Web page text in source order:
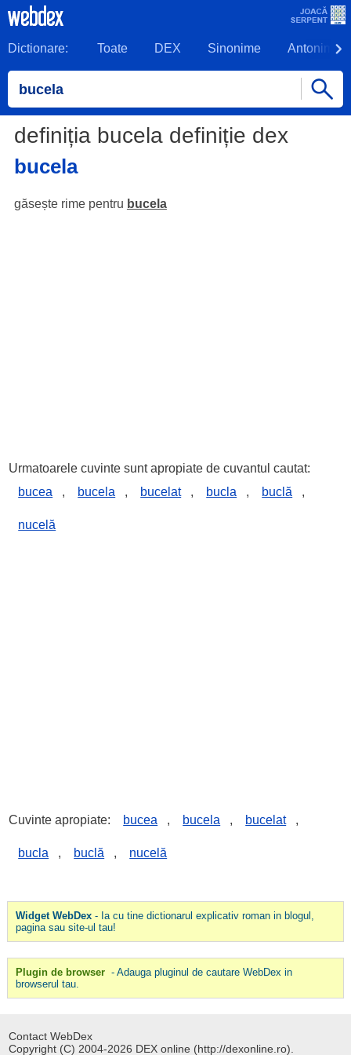
Dictionare: Toate DEX Sinonime Antonime
definiția bucela definiție dex
bucela
găsește rime pentru bucela
Urmatoarele cuvinte sunt apropiate de cuvantul cautat:
bucea
, bucela , bucelat , bucla , buclă ,
nucelă
Cuvinte apropiate: bucea , bucela , bucelat ,
bucla , buclă , nucelă
Widget WebDex- Ia cu tine dictionarul explicativ roman in blogul,
pagina sau site-ul tau!
Plugin de browser - Adauga pluginul de cautare WebDex in
browserul tau.
Contact WebDex
Copyright (C) 2004-2026 DEX online (http://dexonline.ro).